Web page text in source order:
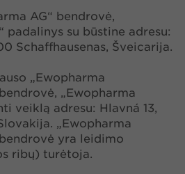
AG“ bendrovė,
padalinys su būstine adresu:
Schaffhausenas, Šveicarija.
„Ewopharma
„Ewopharma
veiklą adresu: Hlavná 13,
„Ewopharma
yra leidimo
ribų) turėtoja.